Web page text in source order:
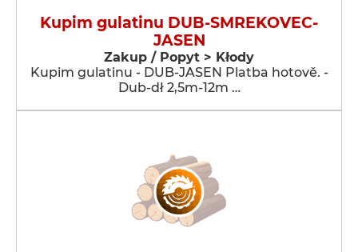
Kupim gulatinu DUB-SMREKOVEC-
JASEN
Zakup / Popyt > Kłody
Kupim gulatinu - DUB-JASEN Platba hotově. -
Dub-dł 2,5m-12m …